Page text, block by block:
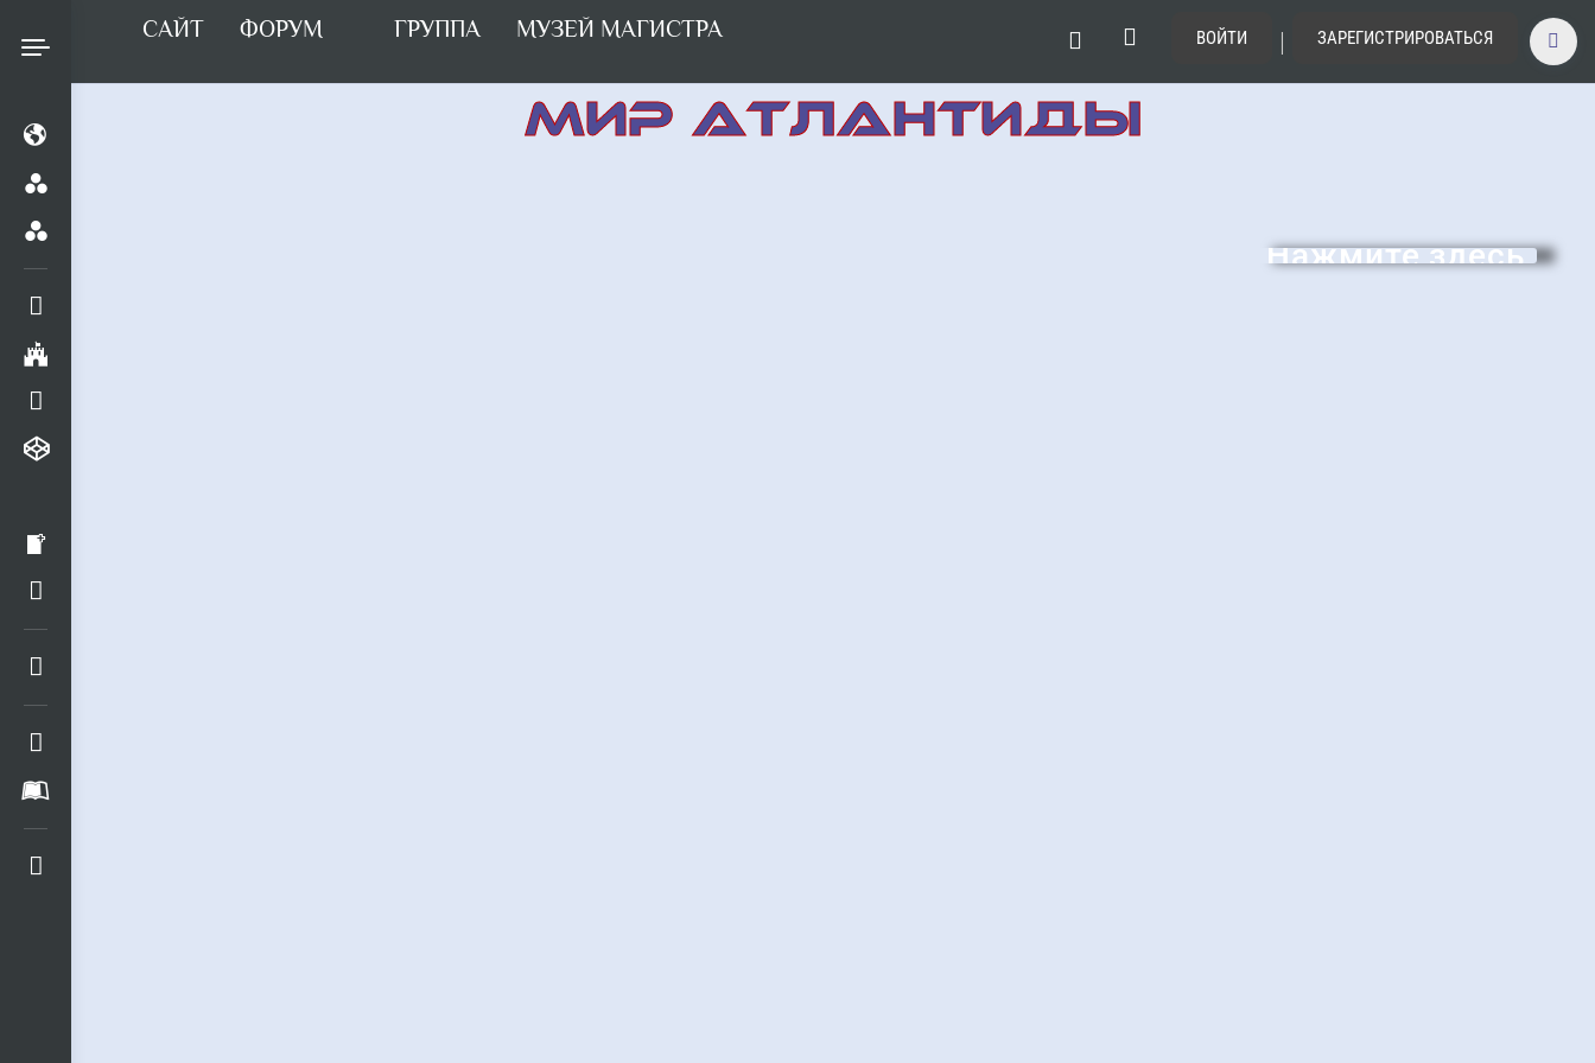
САЙТ ФОРУМ ГРУППА МУЗЕЙ МАГИСТРА ВОЙТИ | ЗАРЕГИСТРИРОВАТЬСЯ
МИР АТЛАНТИДЫ
Нажмите здесь